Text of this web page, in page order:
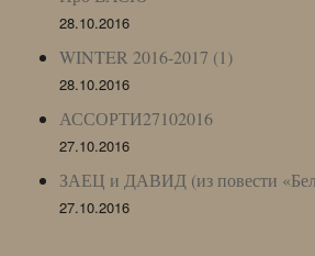
28.10.2016
WINTER 2016-2017 (1)
28.10.2016
АССОРТИ27102016
27.10.2016
ЗАЕЦ и ДАВИД (из повести
27.10.2016